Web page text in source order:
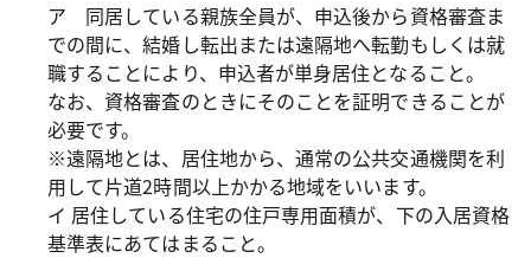
ア 同居している親族全員が、申込後から資格審査ま
での間に、結婚し転出または遠隔地へ転勤もしくは就
職することにより、申込者が単身居住となること。
なお、資格審査のときにそのことを証明できることが
必要です。
※遠隔地とは、居住地から、通常の公共交通機関を利
用して片道2時間以上かかる地域をいいます。
イ 居住している住宅の住戸専用面積が、下の入居資格
基準表にあてはまること。